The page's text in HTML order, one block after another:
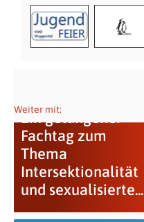
Weiter mit:
Ein gelungener
Fachtag zum
Thema
Intersektionalität
und sexualisierte...